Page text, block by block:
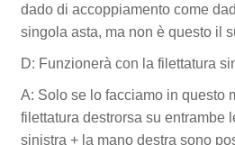
dado di accoppiamento come
singola asta, ma non è questo il
D: Funzionerà con la filettatura
A: Solo se lo facciamo in questo
filettatura destrorsa su entrambe
sinistra + la mano destra sono